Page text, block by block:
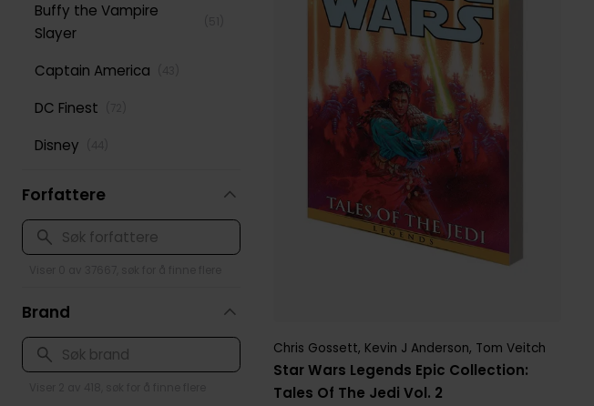
Star Wars Legends Epic Collection:
Tales Of The Jedi Vol. 2
Chris Gossett, Kevin J Anderson, Tom Veitch
Buffy the Vampire
Slayer
Captain America
DC Finest
Disney
Green Lantern
Iron Man (51)
Pondus (49)
Spider-Man
Star Wars (103)
Forfattere
Brand